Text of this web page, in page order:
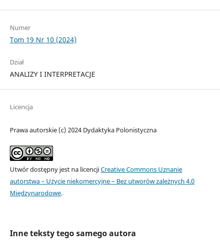
Numer
Tom 19 Nr 10 (2024)
Dział
ANALIZY I INTERPRETACJE
Licencja
Prawa autorskie (c) 2024 Dydaktyka Polonistyczna
Utwór dostępny jest na licencjiCreative Commons Uznanie
autorstwa – Użycie niekomercyjne – Bez utworów zależnych 4.0
Międzynarodowe.
Inne teksty tego samego autora